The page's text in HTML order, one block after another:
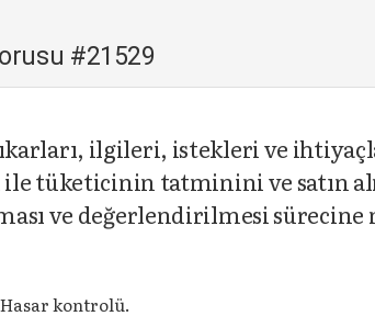
#21529
ilgileri, istekleri ve
ile tüketicinin tatminini ve satın
ve değerlendirilmesi sürecine
Hasar kontrolü.